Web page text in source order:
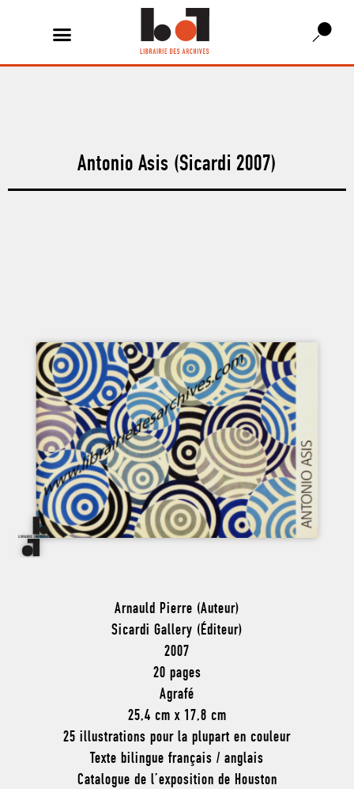
Antonio Asis (Sicardi 2007)
Arnauld Pierre (Auteur)
Sicardi Gallery (Éditeur)
2007
20 pages
Agrafé
25,4 cm x 17,8 cm
25 illustrations pour la plupart en couleur
Texte bilingue français / anglais
Catalogue de l’exposition de Houston